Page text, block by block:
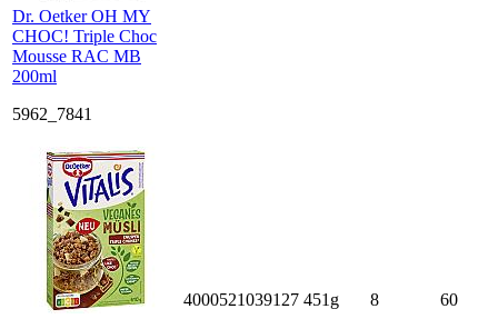
Dr. Oetker OH MY
CHOC! Triple Choc
Mousse RAC MB
200ml
5962_7841
4000521039127 451g 8 60